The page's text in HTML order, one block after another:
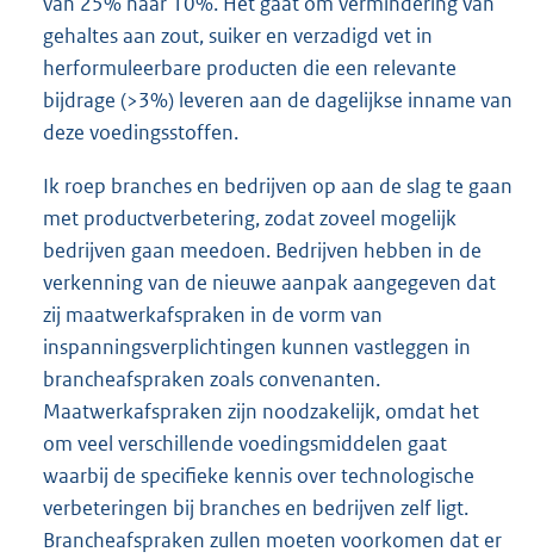
gehaltes aan zout, suiker en verzadigd vet in
herformuleerbare producten die een relevante
bijdrage (>3%) leveren aan de dagelijkse inname van
deze voedingsstoffen.
Ik roep branches en bedrijven op aan de slag te gaan
met productverbetering, zodat zoveel mogelijk
bedrijven gaan meedoen. Bedrijven hebben in de
verkenning van de nieuwe aanpak aangegeven dat
zij maatwerkafspraken in de vorm van
inspanningsverplichtingen kunnen vastleggen in
brancheafspraken zoals convenanten.
Maatwerkafspraken zijn noodzakelijk, omdat het
om veel verschillende voedingsmiddelen gaat
waarbij de specifieke kennis over technologische
verbeteringen bij branches en bedrijven zelf ligt.
Brancheafspraken zullen moeten voorkomen dat er